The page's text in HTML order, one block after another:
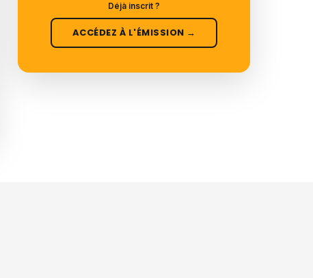
Déjà inscrit ?
ACCÉDEZ À L'ÉMISSION →